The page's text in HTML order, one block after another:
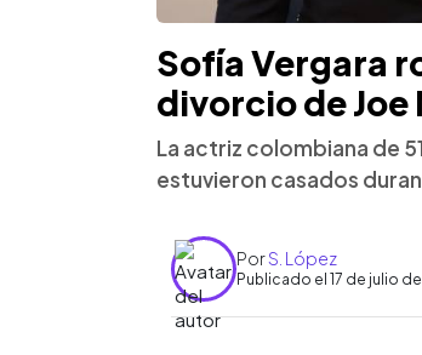
Sofía Vergara
divorcio de
La actriz colombiana de
estuvieron casados
PorS. López
Publicado el 17 de julio